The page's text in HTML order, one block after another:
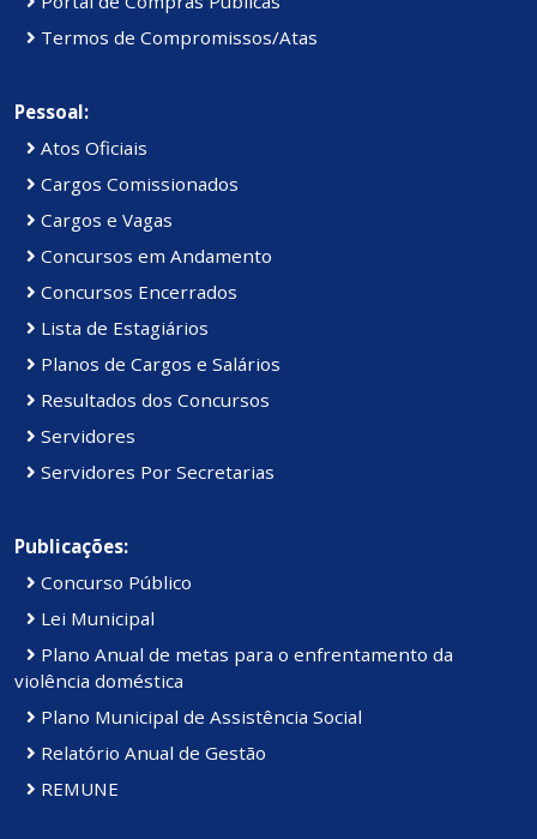
Termos de Compromissos/Atas
Pessoal:
Atos Oficiais
Cargos Comissionados
Cargos e Vagas
Concursos em Andamento
Concursos Encerrados
Lista de Estagiários
Planos de Cargos e Salários
Resultados dos Concursos
Servidores
Servidores Por Secretarias
Publicações:
Concurso Público
Lei Municipal
Plano Anual de metas para o enfrentamento da
violência doméstica
Plano Municipal de Assistência Social
Relatório Anual de Gestão
REMUNE